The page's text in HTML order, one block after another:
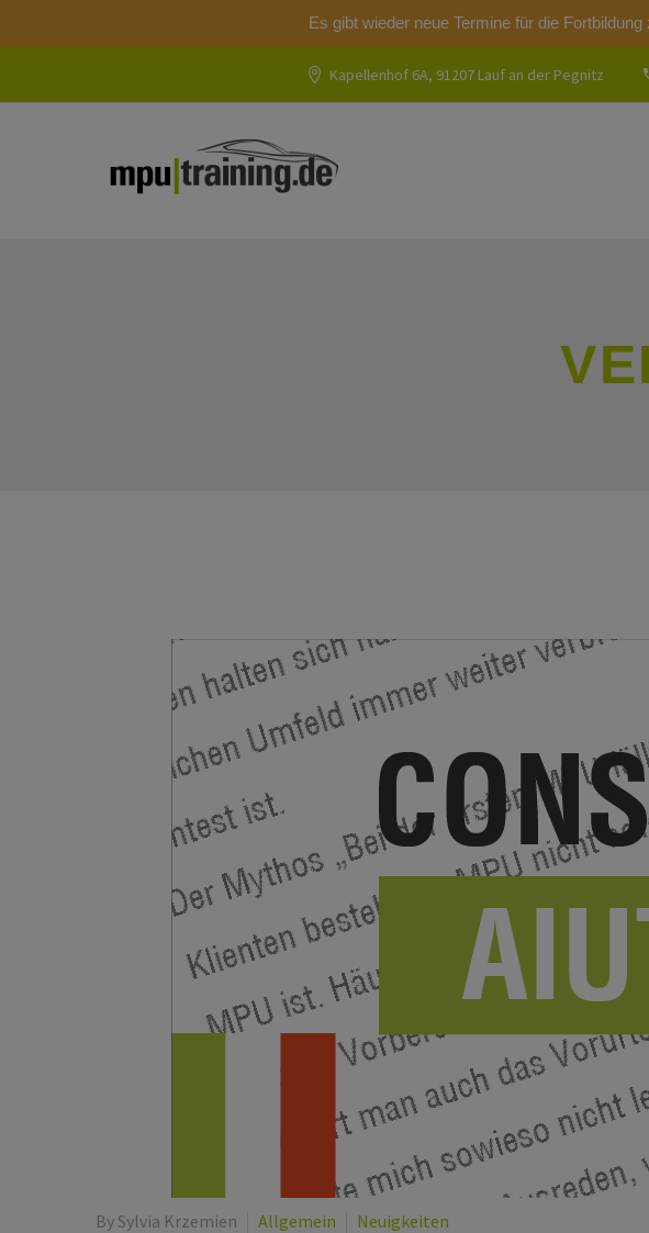
Es gibt wieder neue Termine für die
Kapellenhof 6A, 91207 Lauf an der Pegnitz
By Sylvia Krzemien Allgemein Neuigkeiten